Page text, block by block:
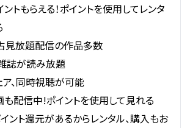
トもらえる！ポイントを使用してレンタ
見放題配信の作品多数
誌が読み放題
ア、同時視聴が可能
も配信中!ポイントを使用して見れる
ント還元があるからレンタル、購入もお